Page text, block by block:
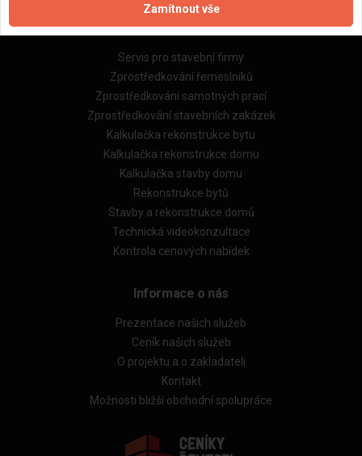
Naše služby
Servis pro stavební firmy
Zprostředkování řemeslníků
Zprostředkování samotných prací
Zprostředkování stavebních zakázek
Kalkulačka rekonstrukce bytu
Kalkulačka rekonstrukce domu
Kalkulačka stavby domu
Rekonstrukce bytů
Stavby a rekonstrukce domů
Technická videokonzultace
Kontrola cenových nabídek
Informace o nás
Prezentace našich služeb
Ceník našich služeb
O projektu a o zakladateli
Kontakt
Možnosti bližší obchodní spolupráce
Zamítnout vše